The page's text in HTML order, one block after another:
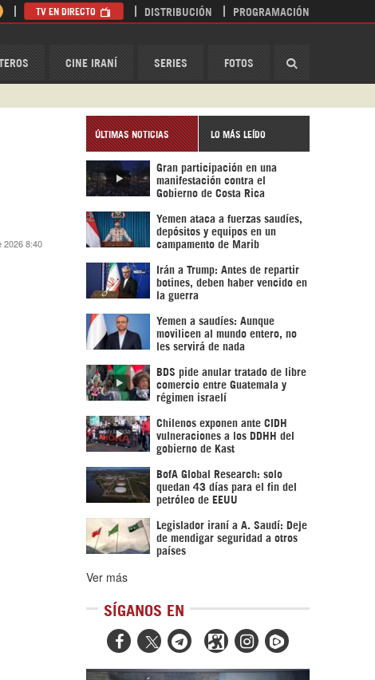
CINE IRANÍ SERIES FOTOS
TV EN DIRECTO DISTRIBUCIÓN PROGRAMACIÓN
2026 8:40
ÚLTIMAS NOTICIAS LO MÁS LEÍDO
Gran participación en una
manifestación contra el
Gobierno de Costa Rica
Yemen ataca a fuerzas saudíes,
depósitos y equipos en un
campamento de Marib
Irán a Trump: Antes de repartir
botines, deben haber vencido en
la guerra
Yemen a saudíes: Aunque
movilicen al mundo entero, no
les servirá de nada
BDS pide anular tratado de libre
comercio entre Guatemala y
régimen israelí
Chilenos exponen ante CIDH
vulneraciones a los DDHH del
gobierno de Kast
BofA Global Research: solo
quedan 43 días para el fin del
petróleo de EEUU
Legislador iraní a A. Saudí: Deje
de mendigar seguridad a otros
países
Ver más
SÍGANOS EN
  